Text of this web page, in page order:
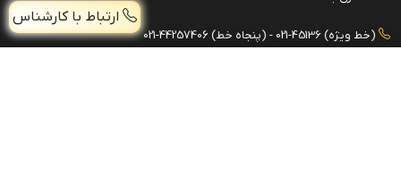
ارتباط با کارشناس
(خط ویژه) 45136-021 - (پنجاه خط) 44257406-021